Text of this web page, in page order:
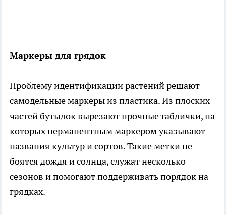
Маркеры для грядок
Проблему идентификации растений решают
самодельные маркеры из пластика. Из плоских
частей бутылок вырезают прочные таблички, на
которых перманентным маркером указывают
названия культур и сортов. Такие метки не
боятся дождя и солнца, служат несколько
сезонов и помогают поддерживать порядок на
грядках.